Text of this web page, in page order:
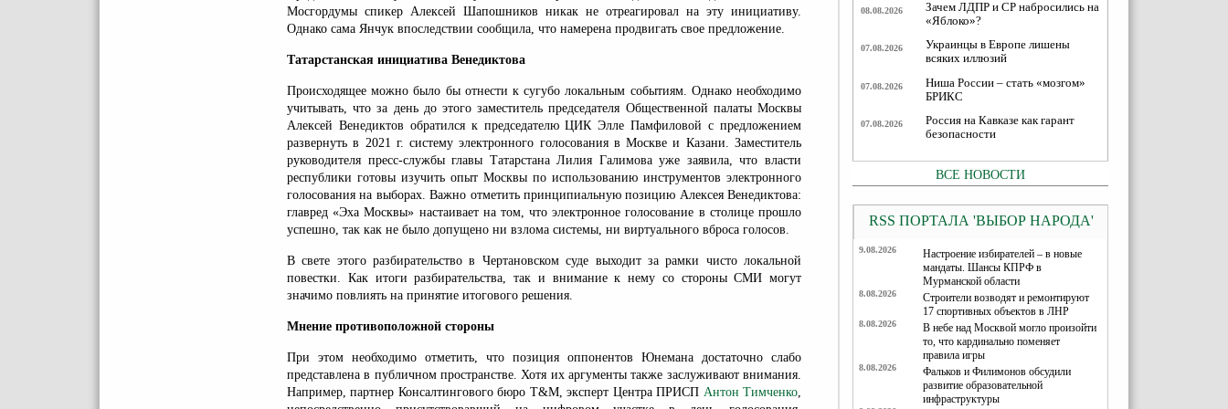
Мосгордумы спикер Алексей Шапошников никак не отреагировал на эту инициативу.
Однако сама Янчук впоследствии сообщила, что намерена продвигать свое предложение.
Татарстанская инициатива Венедиктова
Происходящее можно было бы отнести к сугубо локальным событиям. Однако необходимо
учитывать, что за день до этого заместитель председателя Общественной палаты Москвы
Алексей Венедиктов обратился к председателю ЦИК Элле Памфиловой с предложением
развернуть в 2021 г. систему электронного голосования в Москве и Казани. Заместитель
руководителя пресс-службы главы Татарстана Лилия Галимова уже заявила, что власти
республики готовы изучить опыт Москвы по использованию инструментов электронного
голосования на выборах. Важно отметить принципиальную позицию Алексея Венедиктова:
главред «Эха Москвы» настаивает на том, что электронное голосование в столице прошло
успешно, так как не было допущено ни взлома системы, ни виртуального вброса голосов.
В свете этого разбирательство в Чертановском суде выходит за рамки чисто локальной
повестки. Как итоги разбирательства, так и внимание к нему со стороны СМИ могут
значимо повлиять на принятие итогового решения.
Мнение противоположной стороны
При этом необходимо отметить, что позиция оппонентов Юнемана достаточно слабо
представлена в публичном пространстве. Хотя их аргументы также заслуживают внимания.
Например, партнер Консалтингового бюро Т&M, эксперт Центра ПРИСП Антон Тимченко,
08.08.2026
Зачем ЛДПР и СР набросились на
«Яблоко»?
07.08.2026
Украинцы в Европе лишены
всяких иллюзий
07.08.2026
Ниша России – стать «мозгом»
БРИКС
07.08.2026
Россия на Кавказе как гарант
безопасности
ВСЕ НОВОСТИ
RSS ПОРТАЛА 'ВЫБОР НАРОДА'
9.08.2026
Настроение избирателей – в новые
мандаты. Шансы КПРФ в
Мурманской области
8.08.2026
Строители возводят и ремонтируют
17 спортивных объектов в ЛНР
8.08.2026
В небе над Москвой могло произойти
то, что кардинально поменяет
правила игры
8.08.2026
Фальков и Филимонов обсудили
развитие образовательной
инфраструктуры